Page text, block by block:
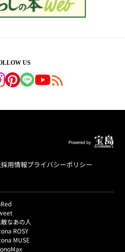
US
採用情報プライバシーポリシー
なあの人
ROSY
MUSE